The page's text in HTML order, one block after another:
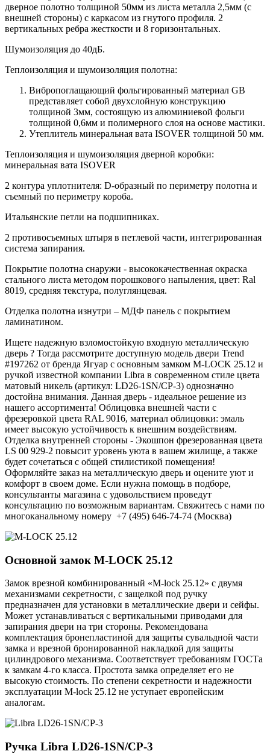
дверное полотно толщиной 50мм из листа металла 2,5мм (с
внешней стороны) c каркасом из гнутого профиля. 2
вертикальных ребра жесткости и 8 горизонтальных.
Шумоизоляция до 40дБ.
Теплоизоляция и шумоизоляция полотна:
Вибропоглащающий фольгированный материал GB
представляет собой двухслойную конструкцию
толщиной 3мм, состоящую из алюминиевой фольги
толщиной 0,6мм и полимерного слоя на основе мастики.
Утеплитель минеральная вата ISOVER толщиной 50 мм.
Теплоизоляция и шумоизоляция дверной коробки:
минеральная вата ISOVER
2 контура уплотнителя: D-образный по периметру полотна и
съемный по периметру короба.
Итальянские петли на подшипниках.
2 противосъемных штыря в петлевой части, интегрированная
система запирания.
Покрытие полотна снаружи - высококачественная окраска
стального листа методом порошкового напыления, цвет: Ral
8019, средняя текстура, полуглянцевая.
Отделка полотна изнутри – МДФ панель с покрытием
ламинатином.
Ищете надежную взломостойкую входную металлическую
дверь ? Тогда рассмотрите доступную модель двери Trend
#197262 от бренда Ягуар с основным замком M-LOCK 25.12 и
ручкой известной компании Libra в современном стиле цвета
матовый никель (артикул: LD26-1SN/CP-3) однозначно
достойна внимания. Данная дверь - идеальное решение из
нашего ассортимента! Облицовка внешней части с
фрезеровкой цвета RAL 9016, материал облицовки: эмаль
имеет высокую устойчивость к внешним воздействиям.
Отделка внутренней стороны - Экошпон фрезерованная цвета
LS 00 929-2 повысит уровень уюта в вашем жилище, а также
будет сочетаться с общей стилистикой помещения!
Оформляйте заказ на металлическую дверь и оцените уют и
комфорт в своем доме. Если нужна помощь в подборе,
консультанты магазина с удовольствием проведут
консультацию по возможным вариантам. Свяжитесь с нами по
многоканальному номеру +7 (495) 646-74-74 (Москва)
Основной замок M-LOCK 25.12
Замок врезной комбинированный «M-lock 25.12» с двумя
механизмами секретности, с защелкой под ручку
предназначен для установки в металлические двери и сейфы.
Может устанавливаться с вертикальными приводами для
запирания двери на три стороны. Рекомендована
комплектация бронепластиной для защиты сувальдной части
замка и врезной бронированной накладкой для защиты
цилиндрового механизма. Соответствует требованиям ГОСТа
к замкам 4-го класса. Простота замка определяет его не
высокую стоимость. По степени секретности и надежности
эксплуатации M-lock 25.12 не уступает европейским
аналогам.
Ручка Libra LD26-1SN/CP-3